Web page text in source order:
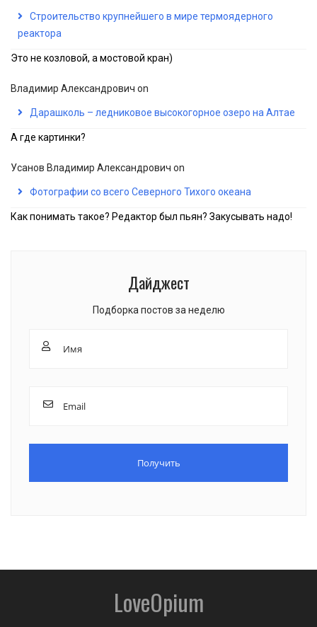
Строительство крупнейшего в мире термоядерного
реактора
Это не козловой, а мостовой кран)
Владимир Александрович on
Дарашколь – ледниковое высокогорное озеро на Алтае
А где картинки?
Усанов Владимир Александрович on
Фотографии со всего Северного Тихого океана
Как понимать такое? Редактор был пьян? Закусывать надо!
Дайджест
Подборка постов за неделю
LoveOpium